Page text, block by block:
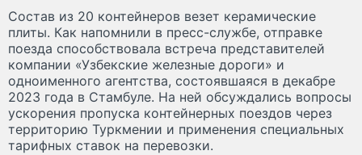
Состав из 20 контейнеров везет керамические
плиты. Как напомнили в пресс-службе, отправке
поезда способствовала встреча представителей
компании «Узбекские железные дороги» и
одноименного агентства, состоявшаяся в декабре
2023 года в Стамбуле. На ней обсуждались вопросы
ускорения пропуска контейнерных поездов через
территорию Туркмении и применения специальных
тарифных ставок на перевозки.